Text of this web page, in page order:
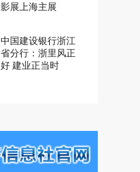
影展上海主展
中国建设银行浙江
省分行：浙里风正
好 建业正当时